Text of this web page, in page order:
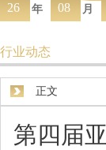
26 年 08 月
行业动态
正文
第四届